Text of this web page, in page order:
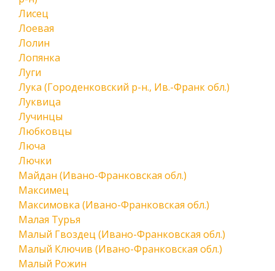
Лисец
Лоевая
Лолин
Лопянка
Луги
Лука (Городенковский р-н., Ив.-Франк обл.)
Луквица
Лучинцы
Любковцы
Люча
Лючки
Майдан (Ивано-Франковская обл.)
Максимец
Максимовка (Ивано-Франковская обл.)
Малая Турья
Малый Гвоздец (Ивано-Франковская обл.)
Малый Ключив (Ивано-Франковская обл.)
Малый Рожин